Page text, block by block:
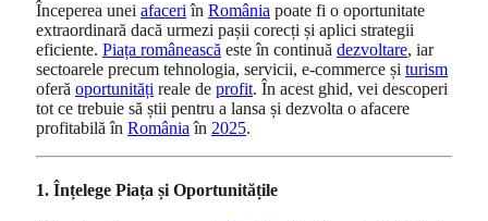
Începerea unei afaceri în România poate fi o oportunitate
extraordinară dacă urmezi pașii corecți și aplici strategii
eficiente. Piața românească este în continuă dezvoltare, iar
sectoarele precum tehnologia, servicii, e-commerce și turism
oferă oportunități reale de profit. În acest ghid, vei descoperi
tot ce trebuie să știi pentru a lansa și dezvolta o afacere
profitabilă în România în 2025.
1. Înțelege Piața și Oportunitățile